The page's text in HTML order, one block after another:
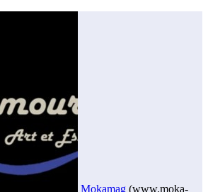
Mokamag (www.moka-